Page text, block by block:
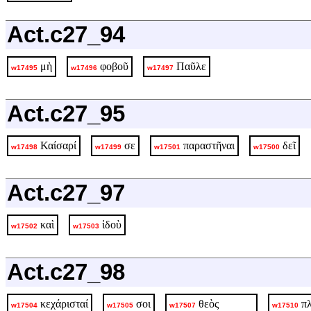
Act.c27_94
w17495 μὴ w17496 φοβοῦ w17497 Παῦλε
Act.c27_95
w17498 Καίσαρί w17499 σε w17501 παραστῆναι w17500 δεῖ
Act.c27_97
w17502 καὶ w17503 ἰδοὺ
Act.c27_98
w17504 κεχάρισταί w17505 σοι w17507 θεὸς w17510